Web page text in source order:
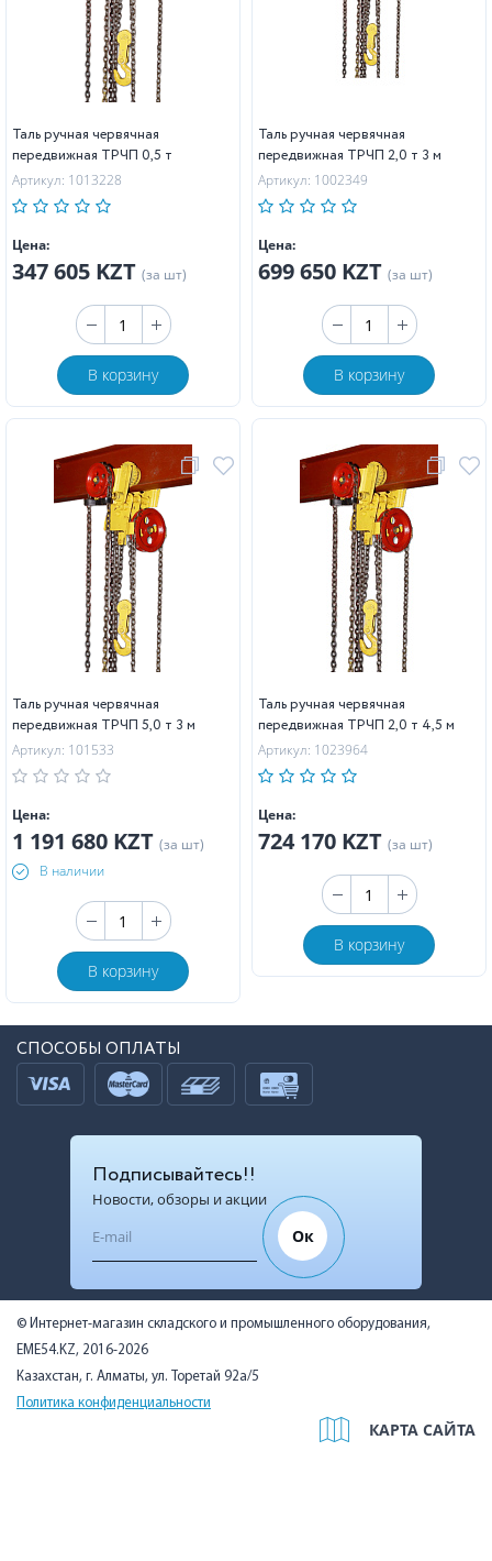
Таль ручная червячная
передвижная ТРЧП 0,5 т
Артикул: 1013228
Цена:
347 605 KZT (за шт)
В корзину
Таль ручная червячная
передвижная ТРЧП 2,0 т 3 м
Артикул: 1002349
Цена:
699 650 KZT (за шт)
В корзину
Таль ручная червячная
передвижная ТРЧП 5,0 т 3 м
Артикул: 101533
Цена:
1 191 680 KZT (за шт)
В наличии
В корзину
Таль ручная червячная
передвижная ТРЧП 2,0 т 4,5 м
Артикул: 1023964
Цена:
724 170 KZT (за шт)
В корзину
СПОСОБЫ ОПЛАТЫ
Подписывайтесь!!
Новости, обзоры и акции
Ок
© Интернет-магазин складского и промышленного оборудования,
EME54.KZ, 2016-2026
Казахстан, г. Алматы, ул. Торетай 92а/5
Политика конфиденциальности
КАРТА САЙТА